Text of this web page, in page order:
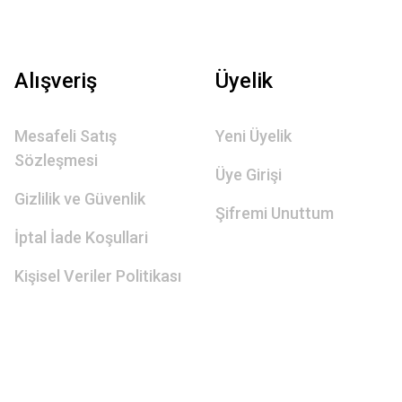
Alışveriş
Mesafeli Satış
Sözleşmesi
Gizlilik ve Güvenlik
İptal İade Koşullari
Kişisel Veriler Politikası
Üyelik
Yeni Üyelik
Üye Girişi
Şifremi Unuttum